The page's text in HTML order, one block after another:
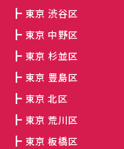
東京 渋谷区
東京 中野区
東京 杉並区
東京 豊島区
東京 北区
東京 荒川区
東京 板橋区